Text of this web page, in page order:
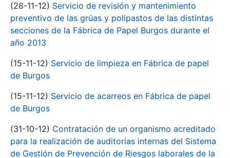
(28-11-12) Servicio de revisión y mantenimiento
preventivo de las grúas y polipastos de las distintas
secciones de la Fábrica de Papel Burgos durante el
año 2013
(15-11-12) Servicio de limpieza en Fábrica de papel
de Burgos
(15-11-12) Servicio de acarreos en Fábrica de papel
de Burgos
(31-10-12) Contratación de un organismo acreditado
para la realización de auditorías internas del Sistema
de Gestión de Prevención de Riesgos laborales de la